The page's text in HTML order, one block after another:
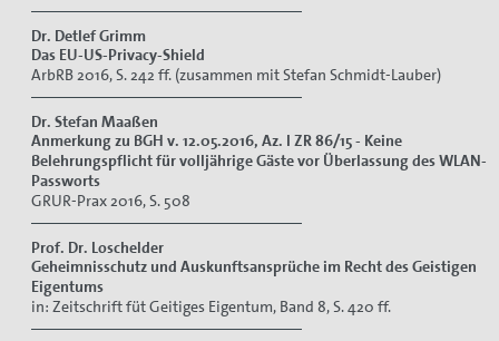
Dr. Detlef Grimm
Das EU-US-Privacy-Shield
ArbRB 2016, S. 242 ff. (zusammen mit Stefan Schmidt-Lauber)
Dr. Stefan Maaßen
Anmerkung zu BGH v. 12.05.2016, Az. I ZR 86/15 - Keine
Belehrungspflicht für volljährige Gäste vor Überlassung des WLAN-
Passworts
GRUR-Prax 2016, S. 508
Prof. Dr. Loschelder
Geheimnisschutz und Auskunftsansprüche im Recht des Geistigen
Eigentums
in: Zeitschrift füt Geitiges Eigentum, Band 8, S. 420 ff.